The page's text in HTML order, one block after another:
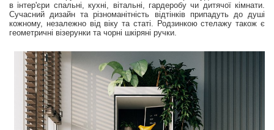
в інтер'єри спальні, кухні, вітальні, гардеробу чи дитячої кімнати.
Сучасний дизайн та різноманітність відтінків припадуть до душі
кожному, незалежно від віку та статі. Родзинкою стелажу також є
геометричні візерунки та чорні шкіряні ручки.